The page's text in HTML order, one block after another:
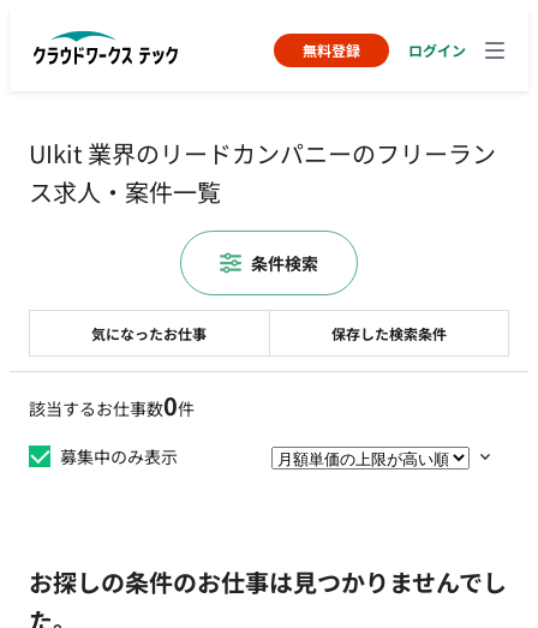
無料登録 ログイン
UIkit 業界のリードカンパニーのフリーラン
ス求人・案件一覧
該当するお仕事数0件
募集中のみ表示
お探しの条件のお仕事は見つかりませんでし
た。
気になったお仕事 保存した検索条件
条件検索